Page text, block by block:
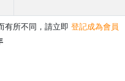
有所不同，請立即 登記成為會員